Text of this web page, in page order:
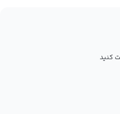
کنید